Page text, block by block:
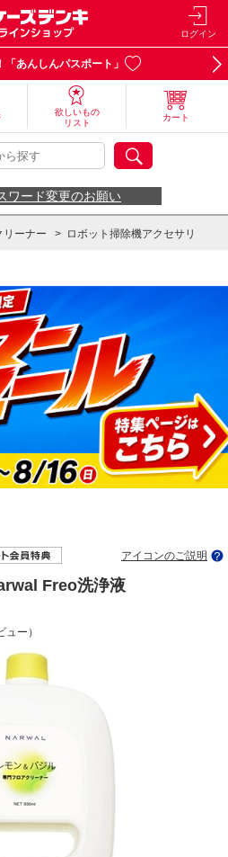
ログイン
「あんしんパスポート」
欲しいもの
リスト
カート
ワード変更のお願い
リーナー > ロボット掃除機アクセサリ
アイコンのご説明
Freo洗浄液
ュー）